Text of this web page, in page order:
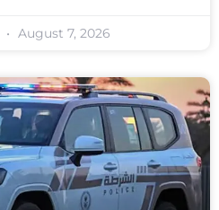
August 7, 2026